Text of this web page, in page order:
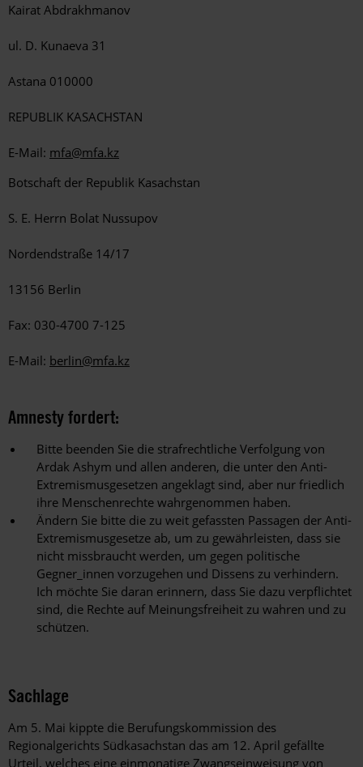
Kairat Abdrakhmanov
ul. D. Kunaeva 31
Astana 010000
REPUBLIK KASACHSTAN
E-Mail: mfa@mfa.kz
Botschaft der Republik Kasachstan
S. E. Herrn Bolat Nussupov
Nordendstraße 14/17
13156 Berlin
Fax: 030-4700 7-125
E-Mail: berlin@mfa.kz
Amnesty fordert:
Bitte beenden Sie die strafrechtliche Verfolgung von
Ardak Ashym und allen anderen, die unter den Anti-
Extremismusgesetzen angeklagt sind, aber nur friedlich
ihre Menschenrechte wahrgenommen haben.
Ändern Sie bitte die zu weit gefassten Passagen der Anti-
Extremismusgesetze ab, um zu gewährleisten, dass sie
nicht missbraucht werden, um gegen politische
Gegner_innen vorzugehen und Dissens zu verhindern.
Ich möchte Sie daran erinnern, dass Sie dazu verpflichtet
sind, die Rechte auf Meinungsfreiheit zu wahren und zu
schützen.
Sachlage
Am 5. Mai kippte die Berufungskommission des
Regionalgerichts Südkasachstan das am 12. April gefällte
Urteil, welches eine einmonatige Zwangseinweisung von